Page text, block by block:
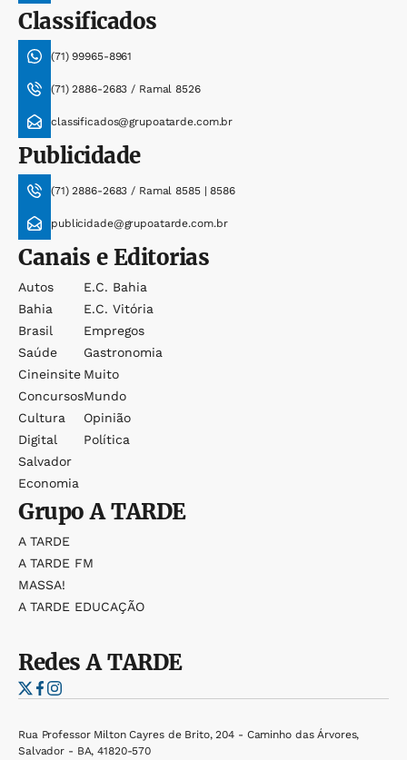
Classificados
(71) 99965-8961
(71) 2886-2683 / Ramal 8526
classificados@grupoatarde.com.br
Publicidade
(71) 2886-2683 / Ramal 8585 | 8586
publicidade@grupoatarde.com.br
Canais e Editorias
Autos
Bahia
Brasil
Saúde
Cineinsite
Concursos
Cultura
Digital
Salvador
Economia
E.c. Bahia
E.c. Vitória
Empregos
Gastronomia
Muito
Mundo
Opinião
Política
GrupoA TARDE
A TARDE
A TARDE FM
MASSA!
A TARDE EDUCAÇÃO
RedesA TARDE
Rua Professor Milton Cayres de Brito, 204 - Caminho das Árvores,
Salvador - BA, 41820-570